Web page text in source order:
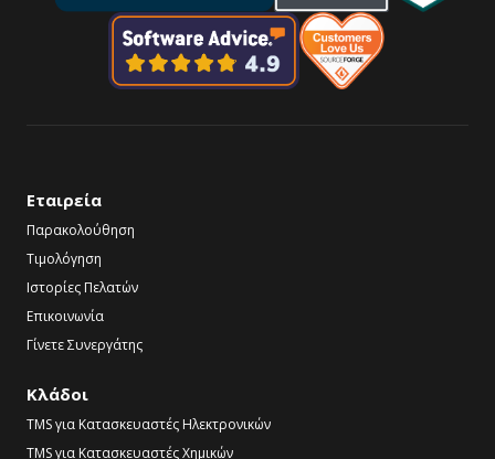
Εταιρεία
Παρακολούθηση
Τιμολόγηση
Ιστορίες Πελατών
Επικοινωνία
Γίνετε Συνεργάτης
Κλάδοι
TMS για Κατασκευαστές Ηλεκτρονικών
TMS για Κατασκευαστές Χημικών